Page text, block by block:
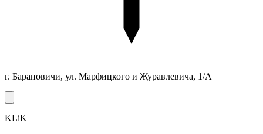
г. Барановичи, ул. Марфицкого и Журавлевича, 1/А
KLiK